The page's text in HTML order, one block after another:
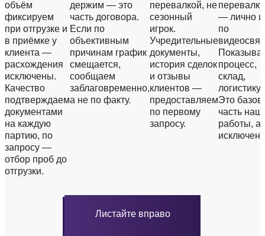
объём
фиксируем
при отгрузке и
в приёмке у
клиента —
расхождения
исключены.
Качество
подтверждаем
документами
на каждую
партию, по
запросу —
отбор проб до
отгрузки.
держим — это
часть договора.
Если по
объективным
причинам график
смещается,
сообщаем
заблаговременно,
а не по факту.
перевалкой, не
сезонный
игрок.
Учредительные
документы,
история сделок
и отзывы
клиентов —
предоставляем
по первому
запросу.
перевалку
— лично
по
процесс,
склад,
логистику.
Это
часть
работы, а
Листайте вправо